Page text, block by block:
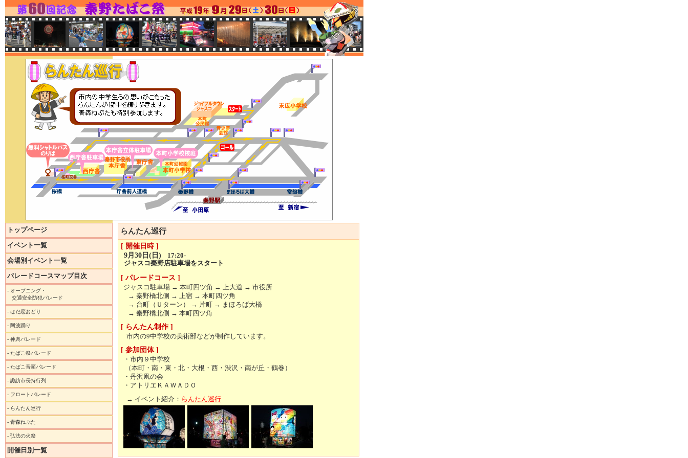
トップページ
イベント一覧
会場別イベント一覧
パレードコースマップ目次
- オープニング・
交通安全防犯パレード
- はだ恋おどり
- 阿波踊り
- 神輿パレード
- たばこ祭パレード
- たばこ音頭パレード
- 諏訪市長持行列
- フロートパレード
- らんたん巡行
- 青森ねぶた
- 弘法の火祭
開催日別一覧
らんたん巡行
[ 開催日時 ]
9月30日(日)
17:20-
ジャスコ秦野店駐車場をスタート
[ パレードコース ]
ジャスコ駐車場 → 本町四ツ角 → 上大道 → 市役所
→ 秦野橋北側 → 上宿 → 本町四ツ角
→ 台町（Ｕターン） → 片町 → まほろば大橋
→ 秦野橋北側 → 本町四ツ角
[ らんたん制作 ]
市内の9中学校の美術部などが制作しています。
[ 参加団体 ]
・市内９中学校
（本町・南・東・北・大根・西・渋沢・南が丘・鶴巻）
・丹沢凧の会
・アトリエＫＡＷＡＤＯ
→ イベント紹介： らんたん巡行